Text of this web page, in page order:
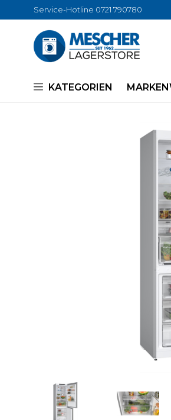
Service-Hotline 0721 790780
KATEGORIEN